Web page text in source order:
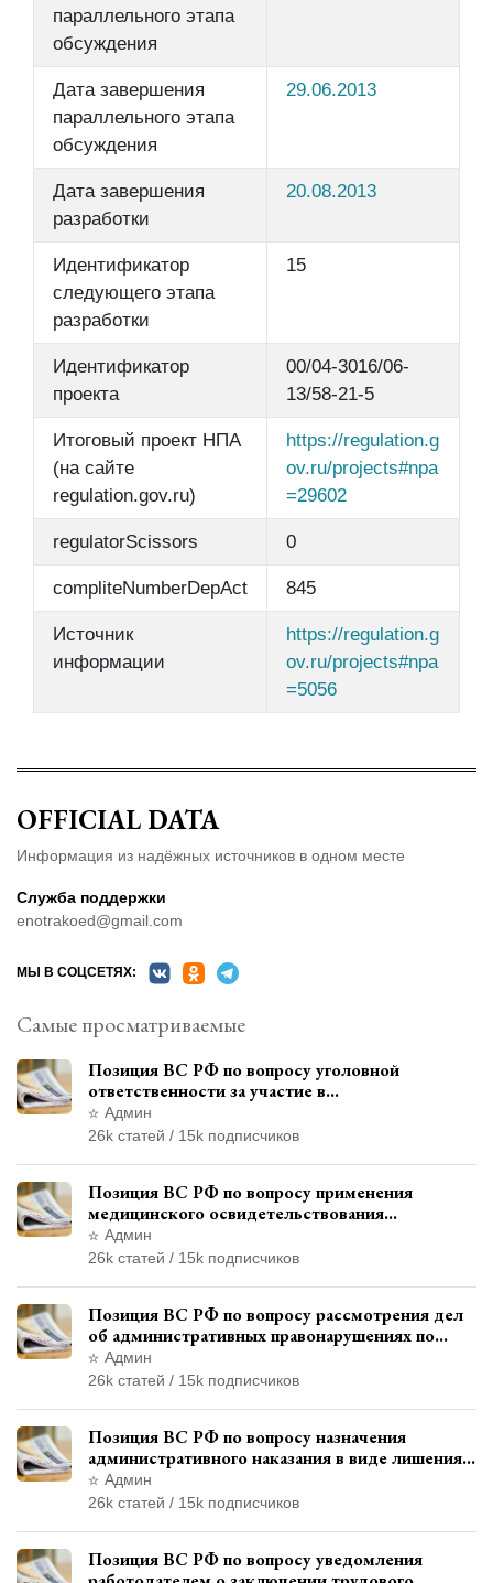
параллельного этапа
обсуждения
Дата завершения
параллельного этапа
обсуждения
29.06.2013
Дата завершения
разработки
20.08.2013
Идентификатор
следующего этапа
разработки
15
Идентификатор
проекта
00/04-3016/06-
13/58-21-5
Итоговый проект НПА
(на сайте
regulation.gov.ru)
https://regulation.g
ov.ru/projects#npa
=29602
regulatorScissors 0
compliteNumberDepAct 845
Источник
информации
https://regulation.g
ov.ru/projects#npa
=5056
OFFICIAL DATA
Информация из надёжных источников в одном месте
Служба поддержки
enotrakoed@gmail.com
МЫ В СОЦСЕТЯХ:
Самые просматриваемые
Позиция ВС РФ по вопросу уголовной
ответственности за участие в
террористической организации до
официального признания
Админ
26k статей / 15k подписчиков
Позиция ВС РФ по вопросу применения
медицинского освидетельствования
военнослужащих при увольнении с военной
службы
Админ
26k статей / 15k подписчиков
Позиция ВС РФ по вопросу рассмотрения дел
об административных правонарушениях по
месту жительства и сроков давности
привлечения к ответственности
Админ
26k статей / 15k подписчиков
Позиция ВС РФ по вопросу назначения
административного наказания в виде лишения
права управления транспортными средствами
Админ
26k статей / 15k подписчиков
Позиция ВС РФ по вопросу уведомления